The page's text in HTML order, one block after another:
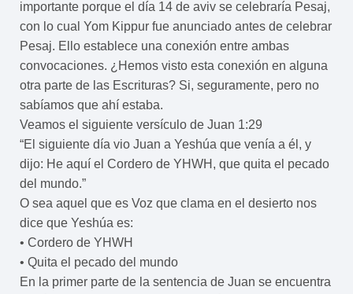
importante porque el día 14 de aviv se celebraría Pesaj,
con lo cual Yom Kippur fue anunciado antes de celebrar
Pesaj. Ello establece una conexión entre ambas
convocaciones. ¿Hemos visto esta conexión en alguna
otra parte de las Escrituras? Si, seguramente, pero no
sabíamos que ahí estaba.
Veamos el siguiente versículo de Juan 1:29
“El siguiente día vio Juan a Yeshúa que venía a él, y
dijo: He aquí el Cordero de YHWH, que quita el pecado
del mundo.”
O sea aquel que es Voz que clama en el desierto nos
dice que Yeshúa es:
• Cordero de YHWH
• Quita el pecado del mundo
En la primer parte de la sentencia de Juan se encuentra